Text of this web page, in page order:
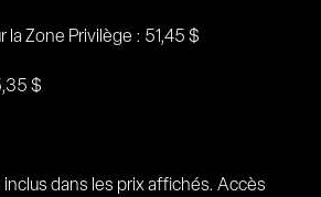
la Zone Privilège : 51,45 $
$
inclus dans les prix affichés. Accès